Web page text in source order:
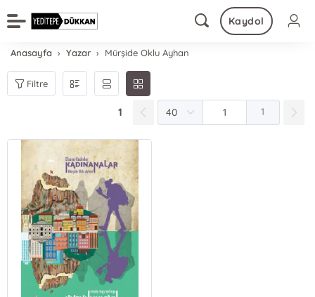
Kaydol
Anasayfa Yazar Mürşide Oklu Ayhan
Filtre
1 1